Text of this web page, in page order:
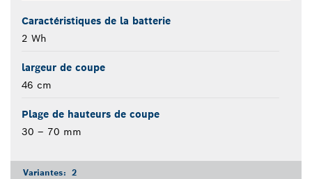
Caractéristiques de la batterie
2 Wh
largeur de coupe
46 cm
Plage de hauteurs de coupe
30 – 70 mm
Variantes: 2